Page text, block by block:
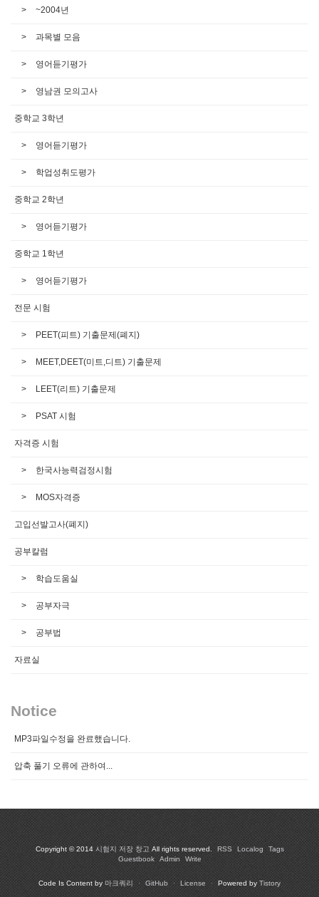
~2004년
과목별 모음
영어듣기평가
영남권 모의고사
중학교 3학년
영어듣기평가
학업성취도평가
중학교 2학년
영어듣기평가
중학교 1학년
영어듣기평가
전문 시험
PEET(피트) 기출문제(폐지)
MEET,DEET(미트,디트) 기출문제
LEET(리트) 기출문제
PSAT 시험
자격증 시험
한국사능력검정시험
MOS자격증
고입선발고사(폐지)
공부칼럼
학습도움실
공부자극
공부법
자료실
Notice
MP3파일수정을 완료했습니다.
압축 풀기 오류에 관하여...
Copyright © 2014 시험지 저장 창고 All rights reserved. RSS Localog
Tags
Guestbook
Admin Write
Code Is Content by 마크쿼리 · GitHub · License · Powered by Tistory